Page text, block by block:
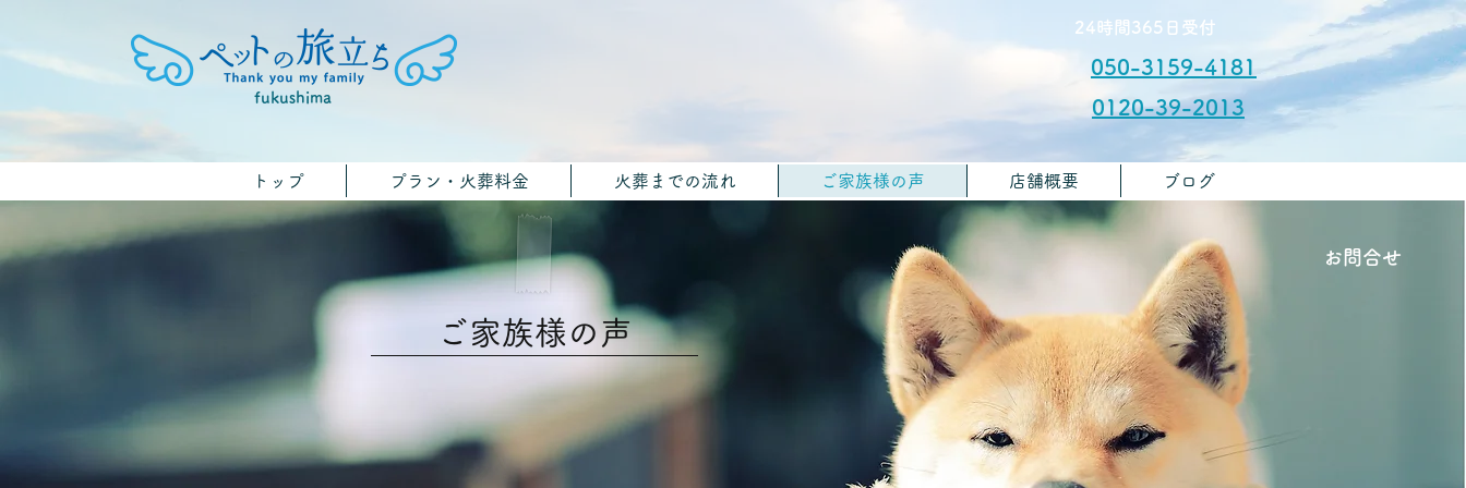
​お問合せ
fukushima
​24時間365日受付
050-3159-4181
0120-39-2013
トップ プラン・火葬料金 火葬までの流れ ご家族様の声 店舗概要 ブログ
ご家族様の声